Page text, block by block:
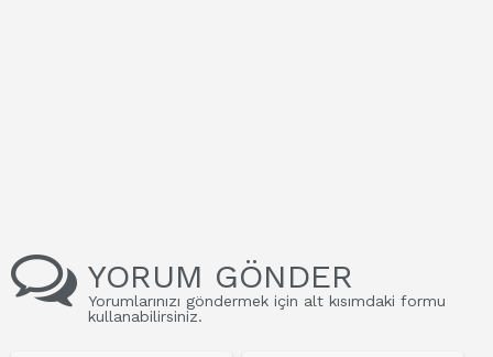
YORUM GÖNDER
Yorumlarınızı göndermek için alt kısımdaki formu
kullanabilirsiniz.